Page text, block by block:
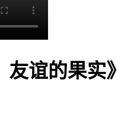
友谊的果实